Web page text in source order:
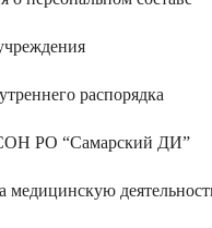
распорядка
РО “Самарский ДИ”
медицинскую